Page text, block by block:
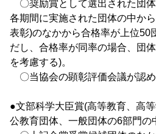
〇奨励賞として選出された団体
各期間に実施された団体の中か
表彰)のなかから合格率が上位50
だし、合格率が同率の場合、団
を考慮する)。
〇当協会の顕彰評価会議が認め
●文部科学大臣賞(高等教育、高
公教育団体、一般団体の6部門の